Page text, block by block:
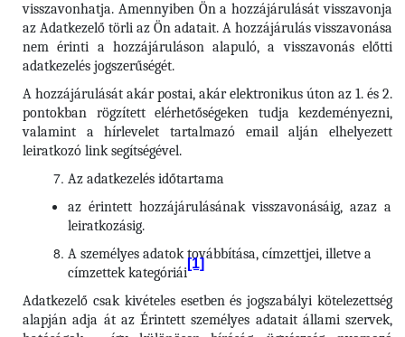
visszavonhatja. Amennyiben Ön a hozzájárulását visszavonja
az Adatkezelő törli az Ön adatait. A hozzájárulás visszavonása
nem érinti a hozzájáruláson alapuló, a visszavonás előtti
adatkezelés jogszerűségét.
A hozzájárulását akár postai, akár elektronikus úton az 1. és 2.
pontokban rögzített elérhetőségeken tudja kezdeményezni,
valamint a hírlevelet tartalmazó email alján elhelyezett
leiratkozó link segítségével.
Az adatkezelés időtartama
az érintett hozzájárulásának visszavonásáig, azaz a
leiratkozásig.
A személyes adatok továbbítása, címzettjei, illetve a
címzettek kategóriái
[1]
Adatkezelő csak kivételes esetben és jogszabályi kötelezettség
alapján adja át az Érintett személyes adatait állami szervek,